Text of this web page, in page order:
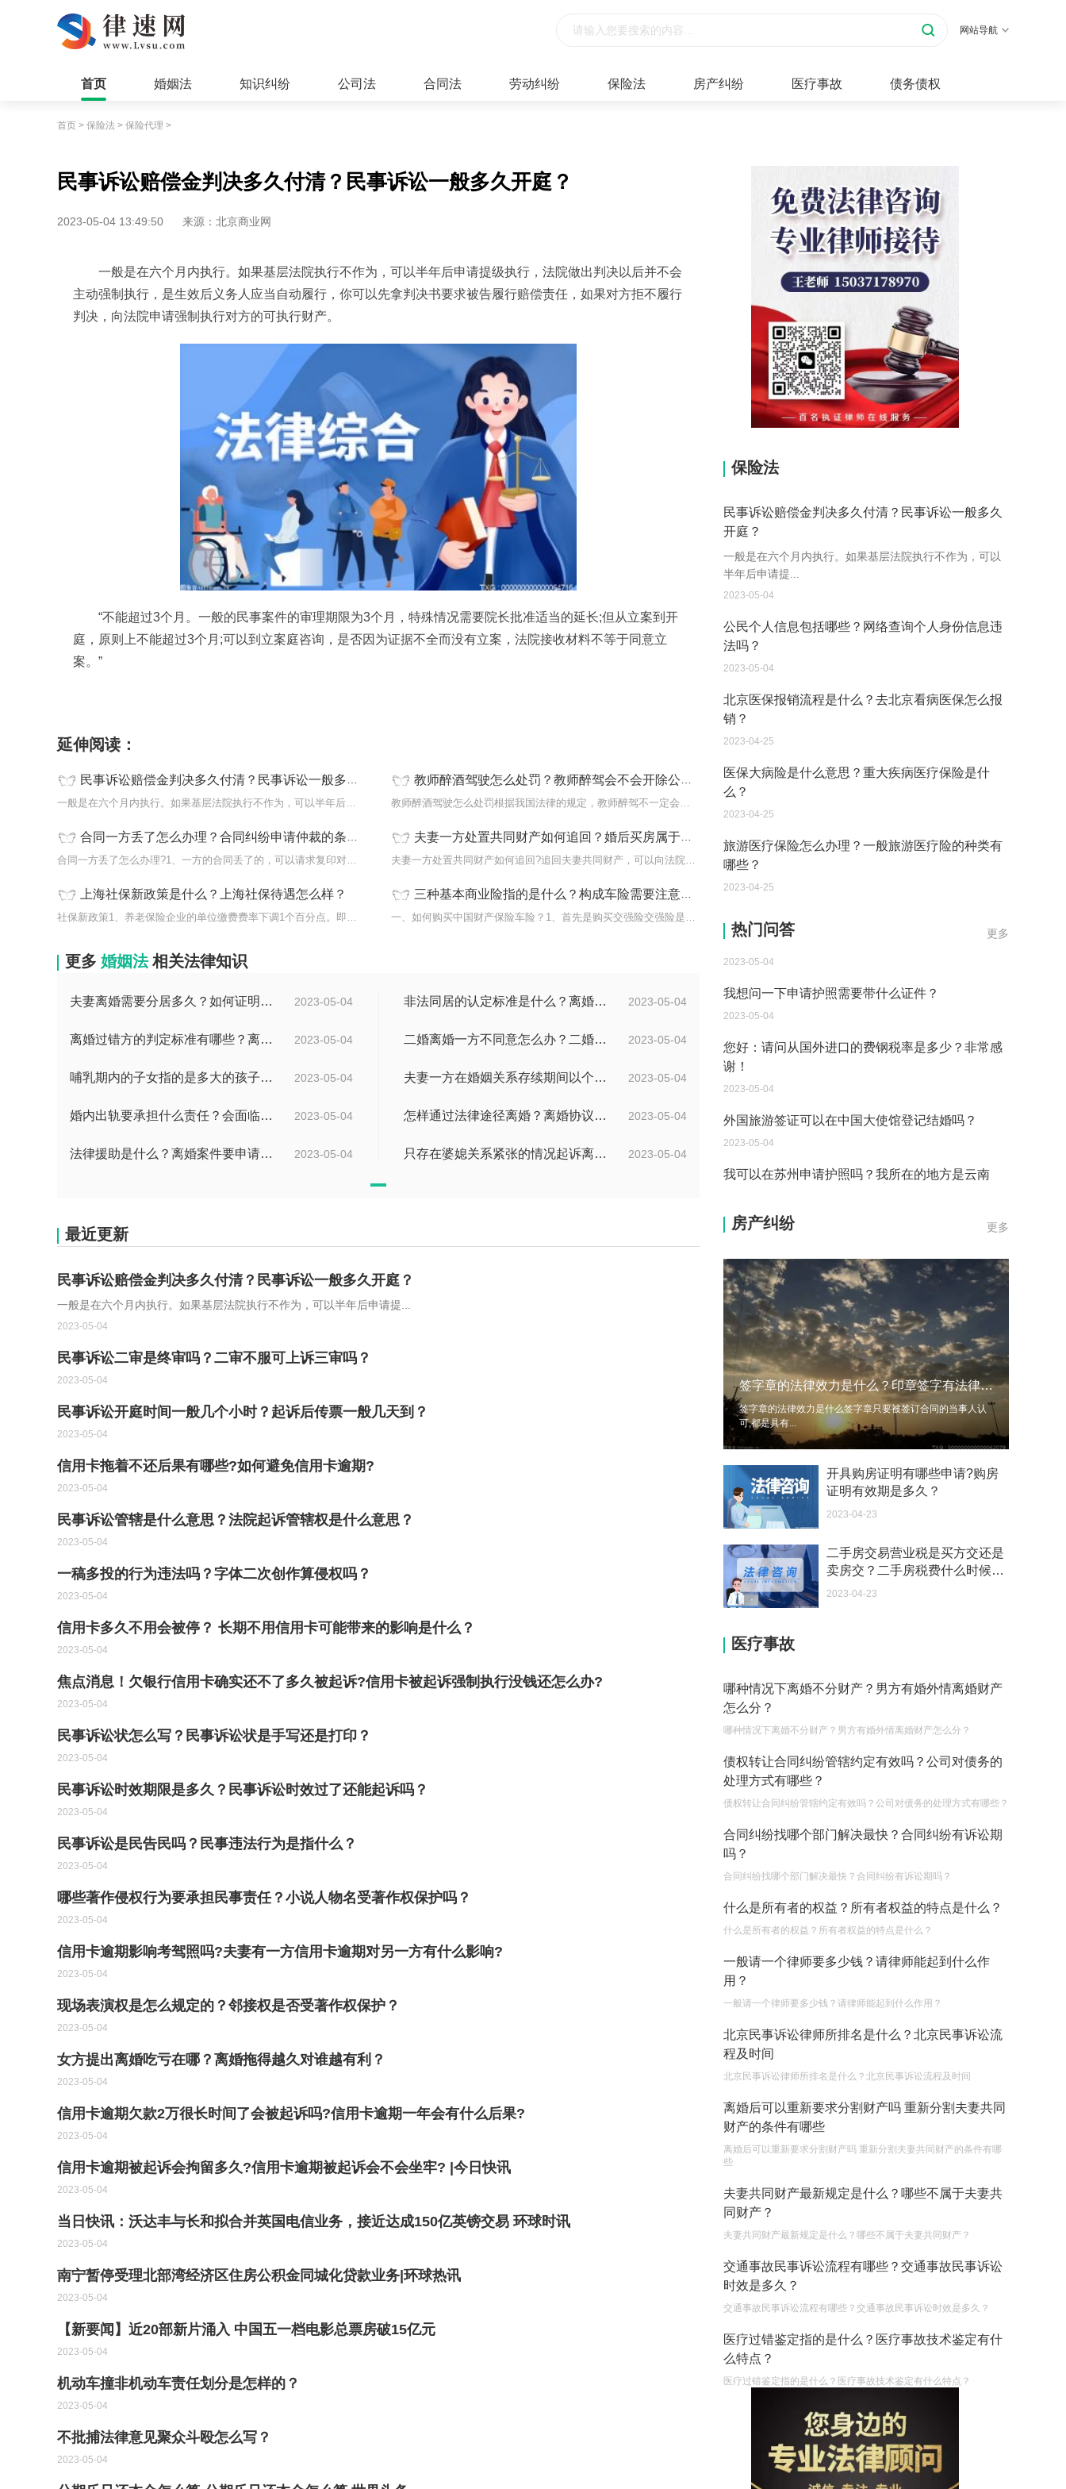
网站导航
首页 婚姻法 知识纠纷 公司法 合同法 劳动纠纷 保险法 房产纠纷 医疗事故 债务债权
首页 > 保险法 > 保险代理 >
民事诉讼赔偿金判决多久付清？民事诉讼一般多久开庭？
2023-05-04 13:49:50 来源：北京商业网
一般是在六个月内执行。如果基层法院执行不作为，可以半年后申请提级执行，法院做出判决以后并不会
主动强制执行，是生效后义务人应当自动履行，你可以先拿判决书要求被告履行赔偿责任，如果对方拒不履行
判决，向法院申请强制执行对方的可执行财产。
“不能超过3个月。一般的民事案件的审理期限为3个月，特殊情况需要院长批准适当的延长;但从立案到开
庭，原则上不能超过3个月;可以到立案庭咨询，是否因为证据不全而没有立案，法院接收材料不等于同意立
案。”
延伸阅读：
民事诉讼赔偿金判决多久付清？民事诉讼一般多久开庭？
一般是在六个月内执行。如果基层法院执行不作为，可以半年后申请提...
教师醉酒驾驶怎么处罚？教师醉驾会不会开除公职？
教师醉酒驾驶怎么处罚根据我国法律的规定，教师醉驾不一定会被开除...
合同一方丢了怎么办理？合同纠纷申请仲裁的条件有哪些？
合同一方丢了怎么办理?1、一方的合同丢了的，可以请求复印对方当事...
夫妻一方处置共同财产如何追回？婚后买房属于夫妻共同财产吗？
夫妻一方处置共同财产如何追回?追回夫妻共同财产，可以向法院申请诉...
上海社保新政策是什么？上海社保待遇怎么样？
社保新政策1、养老保险企业的单位缴费费率下调1个百分点。即从21%降...
三种基本商业险指的是什么？构成车险需要注意哪些问题？
一、如何购买中国财产保险车险？1、首先是购买交强险交强险是国家规...
更多 婚姻法 相关法律知识
2023-05-04
夫妻离婚需要分居多久？如何证明分居事实？ 2023-05-04
非法同居的认定标准是什么？离婚后还在一起同居不违法吧？
2023-05-04
离婚过错方的判定标准有哪些？离婚过错方赔偿标准是什么？ 2023-05-04
二婚离婚一方不同意怎么办？二婚离婚财产的分配与普通的离婚是相同的吗？
2023-05-04
哺乳期内的子女指的是多大的孩子？哺乳期父亲怎么争到孩子的抚养权？ 2023-05-04
夫妻一方在婚姻关系存续期间以个人名义超出家庭日常生活需要所负的债务不属于夫妻共同债务吗？
2023-05-04
婚内出轨要承担什么责任？会面临刑事处罚吗？ 2023-05-04
怎样通过法律途径离婚？离婚协议书如何书写？
2023-05-04
法律援助是什么？离婚案件要申请法律援助的范围是什么？ 2023-05-04
只存在婆媳关系紧张的情况起诉离婚一般是不会判离的吗？离婚调解书的法律效力怎么样？
最近更新
民事诉讼赔偿金判决多久付清？民事诉讼一般多久开庭？
一般是在六个月内执行。如果基层法院执行不作为，可以半年后申请提...
2023-05-04
民事诉讼二审是终审吗？二审不服可上诉三审吗？
2023-05-04
民事诉讼开庭时间一般几个小时？起诉后传票一般几天到？
2023-05-04
信用卡拖着不还后果有哪些?如何避免信用卡逾期?
2023-05-04
民事诉讼管辖是什么意思？法院起诉管辖权是什么意思？
2023-05-04
一稿多投的行为违法吗？字体二次创作算侵权吗？
2023-05-04
信用卡多久不用会被停？ 长期不用信用卡可能带来的影响是什么？
2023-05-04
焦点消息！欠银行信用卡确实还不了多久被起诉?信用卡被起诉强制执行没钱还怎么办?
2023-05-04
民事诉讼状怎么写？民事诉讼状是手写还是打印？
2023-05-04
民事诉讼时效期限是多久？民事诉讼时效过了还能起诉吗？
2023-05-04
民事诉讼是民告民吗？民事违法行为是指什么？
2023-05-04
哪些著作侵权行为要承担民事责任？小说人物名受著作权保护吗？
2023-05-04
信用卡逾期影响考驾照吗?夫妻有一方信用卡逾期对另一方有什么影响?
2023-05-04
现场表演权是怎么规定的？邻接权是否受著作权保护？
2023-05-04
女方提出离婚吃亏在哪？离婚拖得越久对谁越有利？
2023-05-04
信用卡逾期欠款2万很长时间了会被起诉吗?信用卡逾期一年会有什么后果?
2023-05-04
信用卡逾期被起诉会拘留多久?信用卡逾期被起诉会不会坐牢? |今日快讯
2023-05-04
当日快讯：沃达丰与长和拟合并英国电信业务，接近达成150亿英镑交易 环球时讯
2023-05-04
南宁暂停受理北部湾经济区住房公积金同城化贷款业务|环球热讯
2023-05-04
【新要闻】近20部新片涌入 中国五一档电影总票房破15亿元
2023-05-04
机动车撞非机动车责任划分是怎样的？
2023-05-04
不批捕法律意见聚众斗殴怎么写？
2023-05-04
保险法
民事诉讼赔偿金判决多久付清？民事诉讼一般多久
开庭？
一般是在六个月内执行。如果基层法院执行不作为，可以
半年后申请提...
2023-05-04
公民个人信息包括哪些？网络查询个人身份信息违
法吗？
2023-05-04
北京医保报销流程是什么？去北京看病医保怎么报
销？
2023-04-25
医保大病险是什么意思？重大疾病医疗保险是什
么？
2023-04-25
旅游医疗保险怎么办理？一般旅游医疗险的种类有
哪些？
2023-04-25
更多
热门问答
到德国交了保证金留学 但是孩子的精神方面有问题
保证金可以拿回来吗？
2023-05-04
我想问一下申请护照需要带什么证件？
2023-05-04
您好：请问从国外进口的费钢税率是多少？非常感
谢！
2023-05-04
外国旅游签证可以在中国大使馆登记结婚吗？
2023-05-04
我可以在苏州申请护照吗？我所在的地方是云南
你好 我想问一下外国人来这里工作没有护照该怎么
2023-05-04
如何续签居住证 我的1月7日到期
2023-05-04
中介说商务签转工作签证合法吗 应该向哪个国家机
关报案？
2023-05-04
你好 我需要申请去美国结婚的签证 过程是什么？
2023-05-04
代理权的产生原因是什么？当我国没有外贸经营权
的企业委托外贸公司进出口贸易时，相关当事人的
权利和责任是什么？
2023-05-04
你好 我想问一下 我现在在柬埔寨 我现在想回中国
我没有护照 如果我想在柬埔寨回去 我会被送回去
吗？我会坐牢吗？
2023-05-04
会把钱还给我 这是真的吗？
去香港让内地人去香港 你想申请什么证件？
2023-05-04
代购被海关扣了会还吗？
2023-05-04
残疾人换证还需要签证吗？以前的证件是目侧的
2023-05-04
取保候审已经过期 现在让海关拘留 这是什么情况？
更多
房产纠纷
签字章的法律效力是什么？印章签字有法律效力吗？
签字章的法律效力是什么签字章只要被签订合同的当事人认
可,都是具有...
开具购房证明有哪些申请?购房
证明有效期是多久？
2023-04-23
二手房交易营业税是买方交还是
卖房交？二手房税费什么时候
交？
2023-04-23
医疗事故
哪种情况下离婚不分财产？男方有婚外情离婚财产
怎么分？
哪种情况下离婚不分财产？男方有婚外情离婚财产怎么分？
债权转让合同纠纷管辖约定有效吗？公司对债务的
处理方式有哪些？
债权转让合同纠纷管辖约定有效吗？公司对债务的处理方式有哪些？
合同纠纷找哪个部门解决最快？合同纠纷有诉讼期
吗？
合同纠纷找哪个部门解决最快？合同纠纷有诉讼期吗？
什么是所有者的权益？所有者权益的特点是什么？
什么是所有者的权益？所有者权益的特点是什么？
一般请一个律师要多少钱？请律师能起到什么作
用？
一般请一个律师要多少钱？请律师能起到什么作用？
北京民事诉讼律师所排名是什么？北京民事诉讼流
程及时间
北京民事诉讼律师所排名是什么？北京民事诉讼流程及时间
离婚后可以重新要求分割财产吗 重新分割夫妻共同
财产的条件有哪些
离婚后可以重新要求分割财产吗 重新分割夫妻共同财产的条件有哪
些
夫妻共同财产最新规定是什么？哪些不属于夫妻共
同财产？
夫妻共同财产最新规定是什么？哪些不属于夫妻共同财产？
交通事故民事诉讼流程有哪些？交通事故民事诉讼
时效是多久？
交通事故民事诉讼流程有哪些？交通事故民事诉讼时效是多久？
医疗过错鉴定指的是什么？医疗事故技术鉴定有什
么特点？
医疗过错鉴定指的是什么？医疗事故技术鉴定有什么特点？